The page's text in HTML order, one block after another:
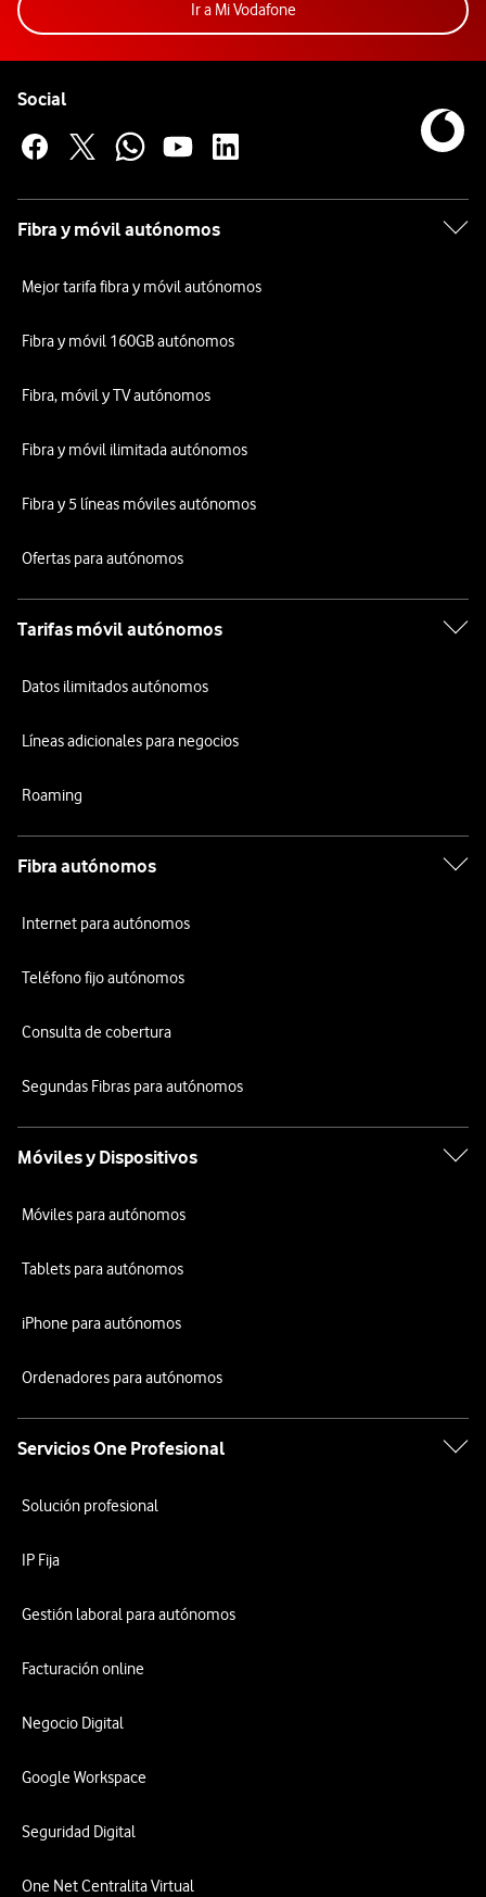
Ir a Mi VodafoneAcceder a la app Mi
Social
Fibra y móvil autónomos
Mejor tarifa fibra y móvil autónomos
Fibra y móvil 160GB autónomos
Fibra, móvil y TV autónomos
Fibra y móvil ilimitada autónomos
Fibra y 5 líneas móviles autónomos
Ofertas para autónomos
Tarifas móvil autónomos
Datos ilimitados autónomos
Líneas adicionales para negocios
Roaming
Fibra autónomos
Internet para autónomos
Teléfono fijo autónomos
Consulta de cobertura
Segundas Fibras para autónomos
Móviles y Dispositivos
Móviles para autónomos
Tablets para autónomos
iPhone para autónomos
Ordenadores para autónomos
Servicios One Profesional
Solución profesional
IP Fija
Gestión laboral para autónomos
Facturación online
Negocio Digital
Google Workspace
Seguridad Digital
One Net Centralita Virtual